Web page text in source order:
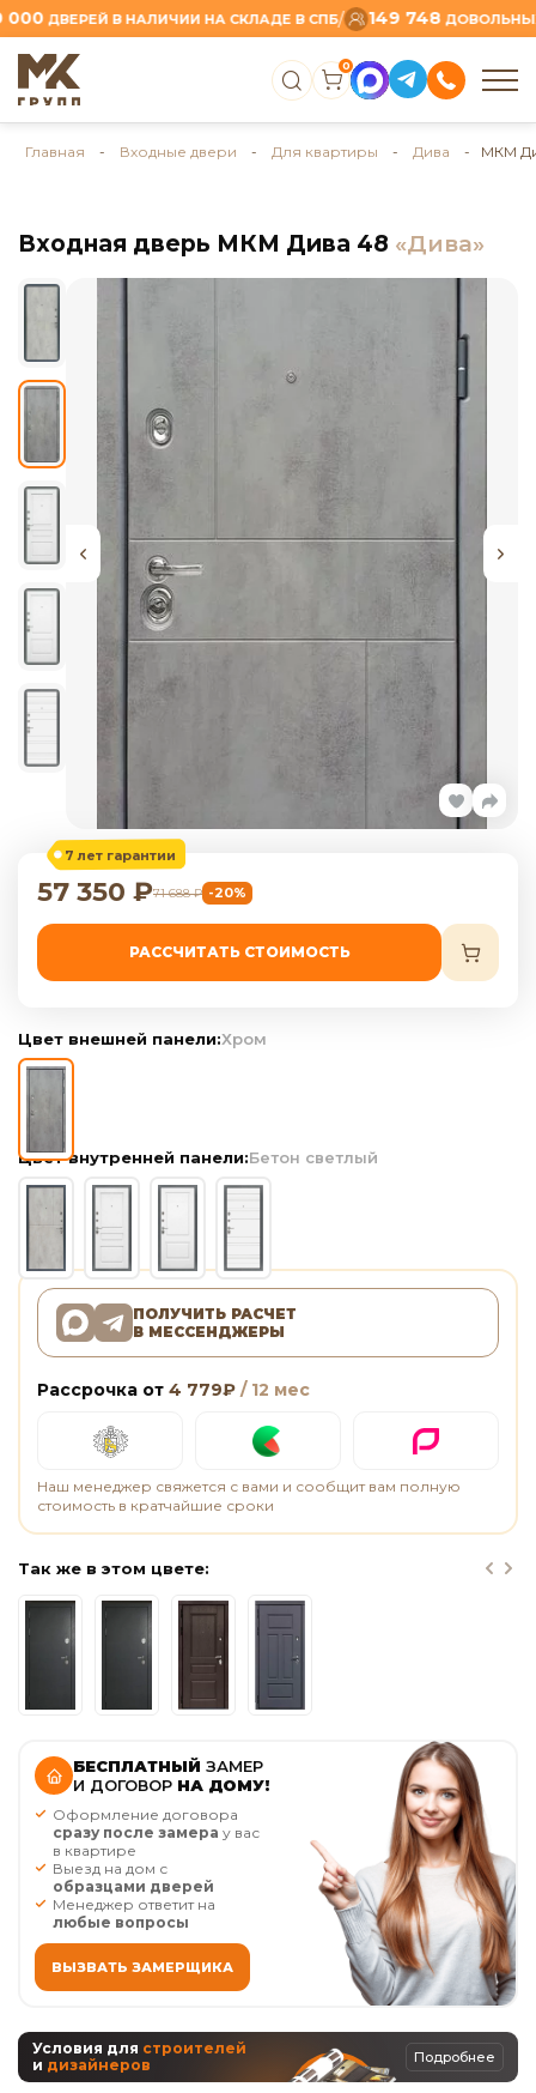
ДВЕРЕЙ В НАЛИЧИИ НА СКЛАДЕ В СПБ/ 149 748 ДОВОЛЬНЫХ
0
Главная - Входные двери - Для квартиры - Дива - МКМ
Входная дверь МКМ Дива 48 «Дива»
7 лет гарантии
57 350 ₽71 688₽ -20%
РАССЧИТАТЬ СТОИМОСТЬ
Цвет внешней панели:Хром
Цвет внутренней панели:Бетон светлый
ПОЛУЧИТЬ РАСЧЕТ
В МЕССЕНДЖЕРЫ
Рассрочка от 4 779₽ / 12 мес
Наш менеджер свяжется с вами и сообщит вам полную
стоимость в кратчайшие сроки
Так же в этом цвете:
БЕСПЛАТНЫЙ ЗАМЕР
И ДОГОВОР НА ДОМУ!
Оформление договора
сразу после замера у вас
в квартире
Выезд на дом с
образцами дверей
Менеджер ответит на
любые вопросы
ВЫЗВАТЬ ЗАМЕРЩИКА
Условия для строителей
и дизайнеров Подробнее